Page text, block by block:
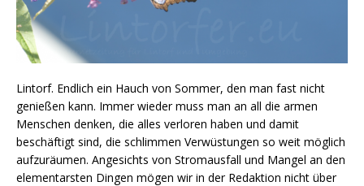
Lintorf. Endlich ein Hauch von Sommer, den man fast nicht
genießen kann. Immer wieder muss man an all die armen
Menschen denken, die alles verloren haben und damit
beschäftigt sind, die schlimmen Verwüstungen so weit möglich
aufzuräumen. Angesichts von Stromausfall und Mangel an den
elementarsten Dingen mögen wir in der Redaktion nicht über